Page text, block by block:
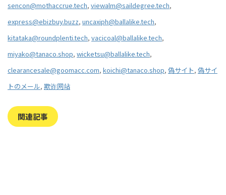
sencon@mothaccrue.tech, viewalm@saildegree.tech,
express@ebizbuy.buzz, uncaxiph@ballalike.tech,
kitataka@roundplenti.tech, vacicoal@ballalike.tech,
miyako@tanaco.shop, wicketsu@ballalike.tech,
clearancesale@goomacc.com, koichi@tanaco.shop, 偽サイト, 偽サイ
トのメール, 欺诈网站
関連記事